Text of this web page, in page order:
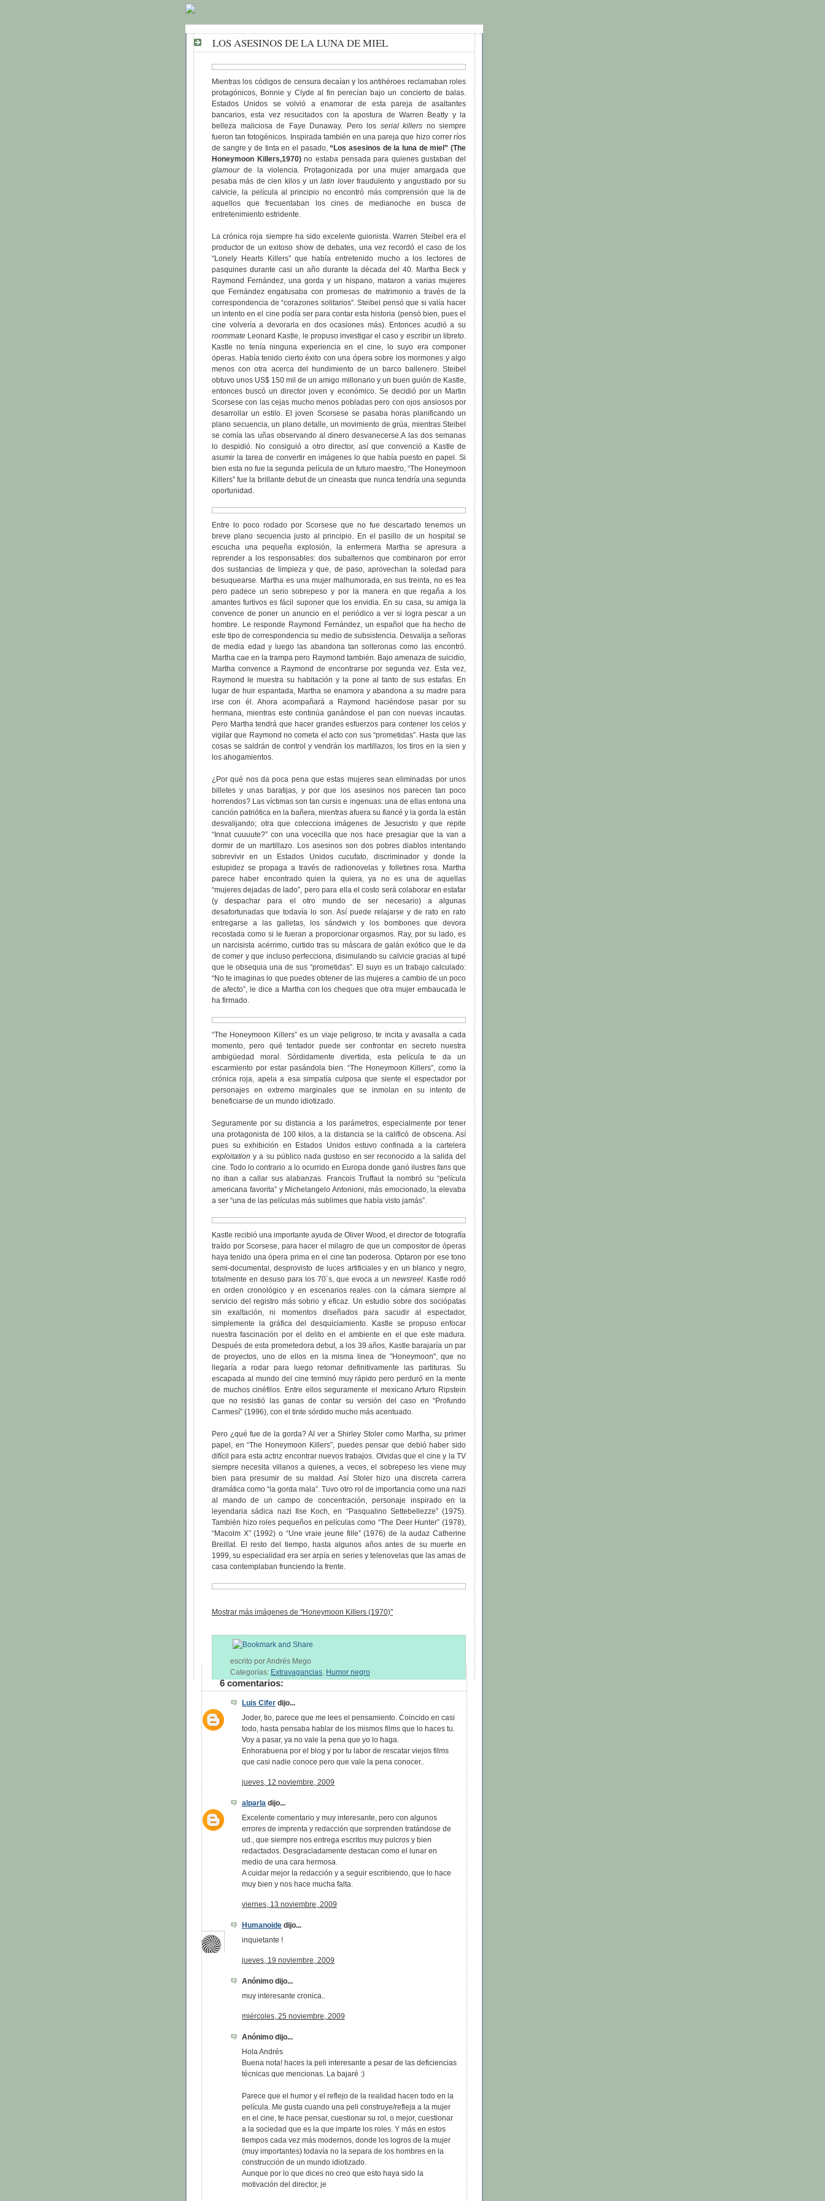
LOS ASESINOS DE LA LUNA DE MIEL
Mientras los códigos de censura decaían y los antihéroes reclamaban roles
protagónicos, Bonnie y Clyde al fin perecían bajo un concierto de balas.
Estados Unidos se volvió a enamorar de esta pareja de asaltantes
bancarios, esta vez resucitados con la apostura de Warren Beatty y la
belleza maliciosa de Faye Dunaway. Pero los serial killers no siempre
fueron tan fotogénicos. Inspirada también en una pareja que hizo correr ríos
de sangre y de tinta en el pasado, “Los asesinos de la luna de miel” (The
Honeymoon Killers,1970)no estaba pensada para quienes gustaban del
glamourde la violencia. Protagonizada por una mujer amargada que
pesaba más de cien kilos y unlatin loverfraudulento y angustiado por su
calvicie, la película al principio no encontró más comprensión que la de
aquellos que frecuentaban los cines de medianoche en busca de
entretenimiento estridente.
La crónica roja siempre ha sido excelente guionista. Warren Steibel era el
productor de un exitoso show de debates, una vez recordó el caso de los
“Lonely Hearts Killers” que había entretenido mucho a los lectores de
pasquines durante casi un año durante la década del 40. Martha Beck y
Raymond Fernández, una gorda y un hispano, mataron a varias mujeres
que Fernández engatusaba con promesas de matrimonio a través de la
correspondencia de “corazones solitarios”. Steibel pensó que si valía hacer
un intento en el cine podía ser para contar esta historia (pensó bien, pues el
cine volvería a devorarla en dos ocasiones más). Entonces acudió a su
roommate Leonard Kastle, le propuso investigar el caso y escribir un libreto.
Kastle no tenía ninguna experiencia en el cine, lo suyo era componer
óperas. Había tenido cierto éxito con una ópera sobre los mormones y algo
menos con otra acerca del hundimiento de un barco ballenero. Steibel
obtuvo unos US$ 150 mil de un amigo millonario y un buen guión de Kastle,
entonces buscó un director joven y económico. Se decidió por un Martin
Scorsese con las cejas mucho menos pobladas pero con ojos ansiosos por
desarrollar un estilo. El joven Scorsese se pasaba horas planificando un
plano secuencia, un plano detalle, un movimiento de grúa, mientras Steibel
se comía las uñas observando al dinero desvanecerse.A las dos semanas
lo despidió. No consiguió a otro director, así que convenció a Kastle de
asumir la tarea de convertir en imágenes lo que había puesto en papel. Si
bien esta no fue la segunda película de un futuro maestro, “The Honeymoon
Killers” fue la brillante debut de un cineasta que nunca tendría una segunda
oportunidad.
Entre lo poco rodado por Scorsese que no fue descartado tenemos un
breve plano secuencia justo al principio. En el pasillo de un hospital se
escucha una pequeña explosión, la enfermera Martha se apresura a
reprender a los responsables: dos subalternos que combinaron por error
dos sustancias de limpieza y que, de paso, aprovechan la soledad para
besuquearse. Martha es una mujer malhumorada, en sus treinta, no es fea
pero padece un serio sobrepeso y por la manera en que regaña a los
amantes furtivos es fácil suponer que los envidia. En su casa, su amiga la
convence de poner un anuncio en el periódico a ver si logra pescar a un
hombre. Le responde Raymond Fernández, un español que ha hecho de
este tipo de correspondencia su medio de subsistencia. Desvalija a señoras
de media edad y luego las abandona tan solteronas como las encontró.
Martha cae en la trampa pero Raymond también. Bajo amenaza de suicidio,
Martha convence a Raymond de encontrarse por segunda vez. Esta vez,
Raymond le muestra su habitación y la pone al tanto de sus estafas. En
lugar de huir espantada, Martha se enamora y abandona a su madre para
irse con él. Ahora acompañará a Raymond haciéndose pasar por su
hermana, mientras este continúa ganándose el pan con nuevas incautas.
Pero Martha tendrá que hacer grandes esfuerzos para contener los celos y
vigilar que Raymond no cometa el acto con sus “prometidas”. Hasta que las
cosas se saldrán de control y vendrán los martillazos, los tiros en la sien y
los ahogamientos.
¿Por qué nos da poca pena que estas mujeres sean eliminadas por unos
billetes y unas baratijas, y por que los asesinos nos parecen tan poco
horrendos? Las víctimas son tan cursis e ingenuas: una de ellas entona una
canción patriótica en la bañera, mientras afuera su fiancé y la gorda la están
desvalijando; otra que colecciona imágenes de Jesucristo y que repite
“Innat cuuuute?” con una vocecilla que nos hace presagiar que la van a
dormir de un martillazo. Los asesinos son dos pobres diablos intentando
sobrevivir en un Estados Unidos cucufato, discriminador y donde la
estupidez se propaga a través de radionovelas y folletines rosa. Martha
parece haber encontrado quien la quiera, ya no es una de aquellas
“mujeres dejadas de lado”, pero para ella el costo será colaborar en estafar
(y despachar para el otro mundo de ser necesario) a algunas
desafortunadas que todavía lo son. Así puede relajarse y de rato en rato
entregarse a las galletas, los sándwich y los bombones que devora
recostada como si le fueran a proporcionar orgasmos. Ray, por su lado, es
un narcisista acérrimo, curtido tras su máscara de galán exótico que le da
de comer y que incluso perfecciona, disimulando su calvicie gracias al tupé
que le obsequia una de sus “prometidas”. El suyo es un trabajo calculado:
“No te imaginas lo que puedes obtener de las mujeres a cambio de un poco
de afecto”, le dice a Martha con los cheques que otra mujer embaucada le
ha firmado.
“The Honeymoon Killers” es un viaje peligroso, te incita y avasalla a cada
momento, pero qué tentador puede ser confrontar en secreto nuestra
ambigüedad moral. Sórdidamente divertida, esta película te da un
escarmiento por estar pasándola bien. “The Honeymoon Killers”, como la
crónica roja, apela a esa simpatía culposa que siente el espectador por
personajes en extremo marginales que se inmolan en su intento de
beneficiarse de un mundo idiotizado.
Seguramente por su distancia a los parámetros, especialmente por tener
una protagonista de 100 kilos, a la distancia se la calificó de obscena. Así
pues su exhibición en Estados Unidos estuvo confinada a la cartelera
exploitation y a su público nada gustoso en ser reconocido a la salida del
cine. Todo lo contrario a lo ocurrido en Europa donde ganó ilustres fansque
no iban a callar sus alabanzas. Francois Truffaut la nombró su “película
americana favorita” y Michelangelo Antonioni, más emocionado, la elevaba
a ser “una de las películas más sublimes que había visto jamás”.
Kastle recibió una importante ayuda de Oliver Wood, el director de fotografía
traído por Scorsese, para hacer el milagro de que un compositor de óperas
haya tenido una ópera prima en el cine tan poderosa. Optaron por ese tono
semi-documental, desprovisto de luces artificiales y en un blanco y negro,
totalmente en desuso para los 70´s, que evoca a un newsreel. Kastle rodó
en orden cronológico y en escenarios reales con la cámara siempre al
servicio del registro más sobrio y eficaz. Un estudio sobre dos sociópatas
sin exaltación, ni momentos diseñados para sacudir al espectador,
simplemente la gráfica del desquiciamiento. Kastle se propuso enfocar
nuestra fascinación por el delito en el ambiente en el que este madura.
Después de esta prometedora debut, a los 39 años, Kastle barajaría un par
de proyectos, uno de ellos en la misma linea de "Honeymoon", que no
llegaría a rodar para luego retomar definitivamente las partituras. Su
escapada al mundo del cine terminó muy rápido pero perduró en la mente
de muchos cinéfilos. Entre ellos seguramente el mexicano Arturo Ripstein
que no resistió las ganas de contar su versión del caso en “Profundo
Carmesí” (1996), con el tinte sórdido mucho más acentuado.
Pero ¿qué fue de la gorda? Al ver a Shirley Stoler como Martha, su primer
papel, en “The Honeymoon Killers”, puedes pensar que debió haber sido
difícil para esta actriz encontrar nuevos trabajos. Olvidas que el cine y la TV
siempre necesita villanos a quienes, a veces, el sobrepeso les viene muy
bien para presumir de su maldad. Así Stoler hizo una discreta carrera
dramática como “la gorda mala”. Tuvo otro rol de importancia como una nazi
al mando de un campo de concentración, personaje inspirado en la
leyendaria sádica nazi Ilse Koch, en “Pasqualino Settebellezze” (1975).
También hizo roles pequeños en películas como “The Deer Hunter” (1978),
“Macolm X” (1992) o “Une vraie jeune fille” (1976) de la audaz Catherine
Breillat. El resto del tiempo, hasta algunos años antes de su muerte en
1999, su especialidad era ser arpía en series y telenovelas que las amas de
casa contemplaban frunciendo la frente.
Mostrar más imágenes de "Honeymoon Killers (1970)"
escrito por Andrés Mego
Categorías: Extravagancias Humor negro
6 comentarios:
Luis Cifer dijo...
Joder, tio, parece que me lees el pensamiento. Coincido en casi
todo, hasta pensaba hablar de los mismos films que lo haces tu.
Voy a pasar, ya no vale la pena que yo lo haga.
Enhorabuena por el blog y por tu labor de rescatar viejos films
que casi nadie conoce pero que vale la pena conocer..
jueves, 12 noviembre, 2009
alparla dijo...
Excelente comentario y muy interesante, pero con algunos
errores de imprenta y redacción que sorprenden tratándose de
ud., que siempre nos entrega escritos muy pulcros y bien
redactados. Desgraciadamente destacan como el lunar en
medio de una cara hermosa.
A cuidar mejor la redacción y a seguir escribiendo, que lo hace
muy bien y nos hace mucha falta.
viernes, 13 noviembre, 2009
Humanoide dijo...
inquietante !
jueves, 19 noviembre, 2009
Anónimo dijo...
muy interesante cronica..
miércoles, 25 noviembre, 2009
Anónimo dijo...
Hola Andrés
Buena nota! haces la peli interesante a pesar de las deficiencias
técnicas que mencionas. La bajaré :)
Parece que el humor y el reflejo de la realidad hacen todo en la
película. Me gusta cuando una peli construye/refleja a la mujer
en el cine, te hace pensar, cuestionar su rol, o mejor, cuestionar
a la sociedad que es la que imparte los roles. Y más en estos
tiempos cada vez más modernos, donde los logros de la mujer
(muy importantes) todavía no la separa de los hombres en la
construcción de un mundo idiotizado.
Aunque por lo que dices no creo que esto haya sido la
motivación del director, je